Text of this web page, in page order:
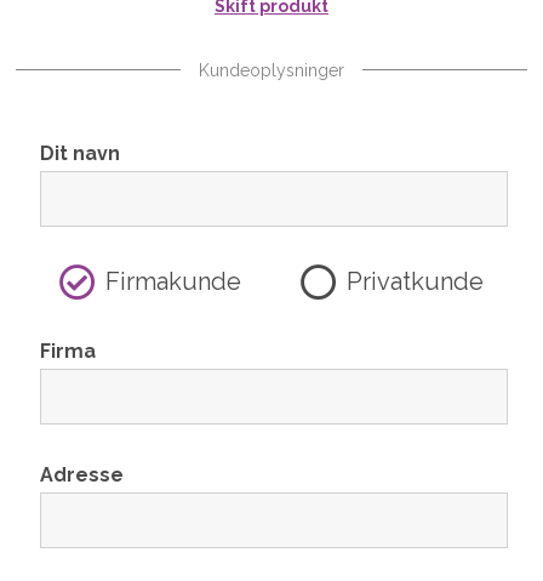
Skift produkt
Kundeoplysninger
Dit navn
Firmakunde Privatkunde
Firma
Adresse